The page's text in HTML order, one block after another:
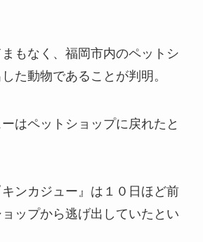
もなく、福岡市内のペットシ
た動物であることが判明。
はペットショップに戻れたと
ンカジュー』は１０日ほど前
ップから逃げ出していたとい